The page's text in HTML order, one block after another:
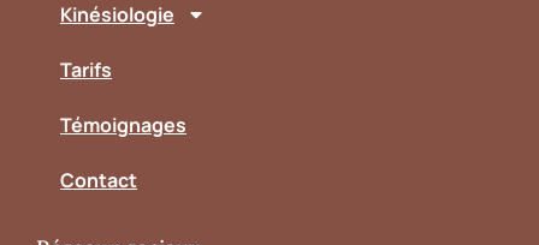
Kinésiologie
Tarifs
Témoignages
Contact